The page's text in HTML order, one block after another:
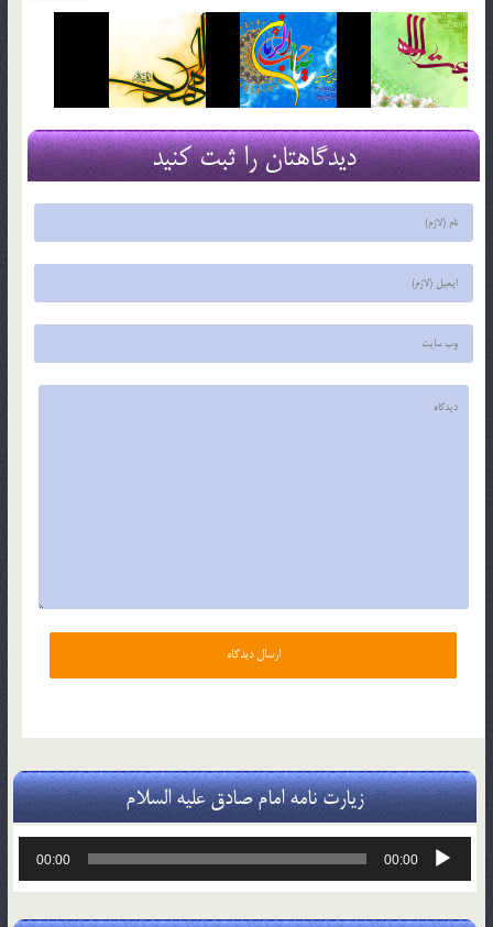
دیدگاهتان را ثبت کنید
زیارت نامه امام صادق علیه السلام
پخش‌کننده
00:00
00:00